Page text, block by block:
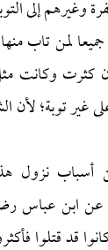
وغيرهم إلى
لمن تاب
كثرت وكانت
غير توبة؛ لأن
أسباب نزول
ابن عباس
قد قتلوا